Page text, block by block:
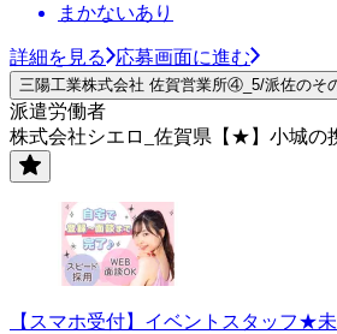
まかないあり
詳細を見る 応募画面に進む
三陽工業株式会社 佐賀営業所④_5/派佐のそ
派遣労働者
株式会社シエロ_佐賀県【★】小城の
【スマホ受付】イベントスタッフ★